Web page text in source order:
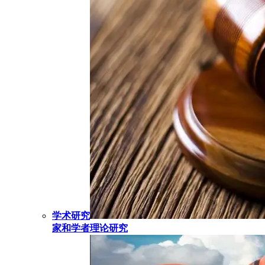
学术研究
家和学者理论研究